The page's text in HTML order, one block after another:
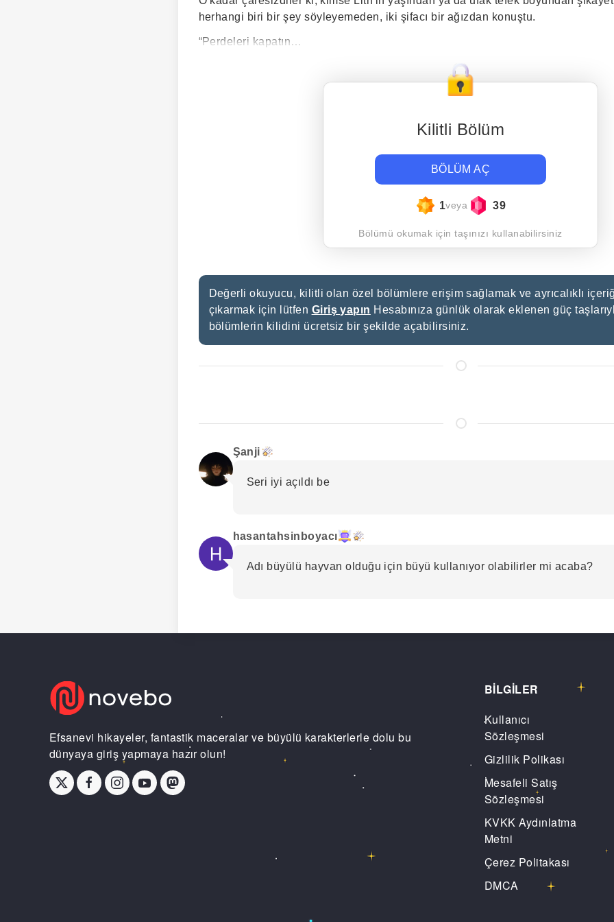
herhangi biri bir şey söyleyemeden, iki şifacı bir ağızdan konuştu.
“Perdeleri kapatın…
Kilitli Bölüm
BÖLÜM AÇ
1veya 39
Bölümü okumak için taşınızı kullanabilirsiniz
Değerli okuyucu, kilitli olan özel bölümlere erişim sağlamak ve ayrıcalıklı
çıkarmak için lütfen Giriş yapın Hesabınıza günlük olarak eklenen güç
bölümlerin kilidini ücretsiz bir şekilde açabilirsiniz.
Şanji
Seri iyi açıldı be
hasantahsinboyacı
Adı büyülü hayvan olduğu için büyü kullanıyor olabilirler mi acaba?
Efsanevi hikayeler, fantastik maceralar ve büyülü karakterlerle dolu bu
dünyaya giriş yapmaya hazır olun!
BİLGİLER
Kullanıcı
Sözleşmesi
Gizlilik Polikası
Mesafeli Satış
Sözleşmesi
KVKK Aydınlatma
Metni
Çerez Politakası
DMCA